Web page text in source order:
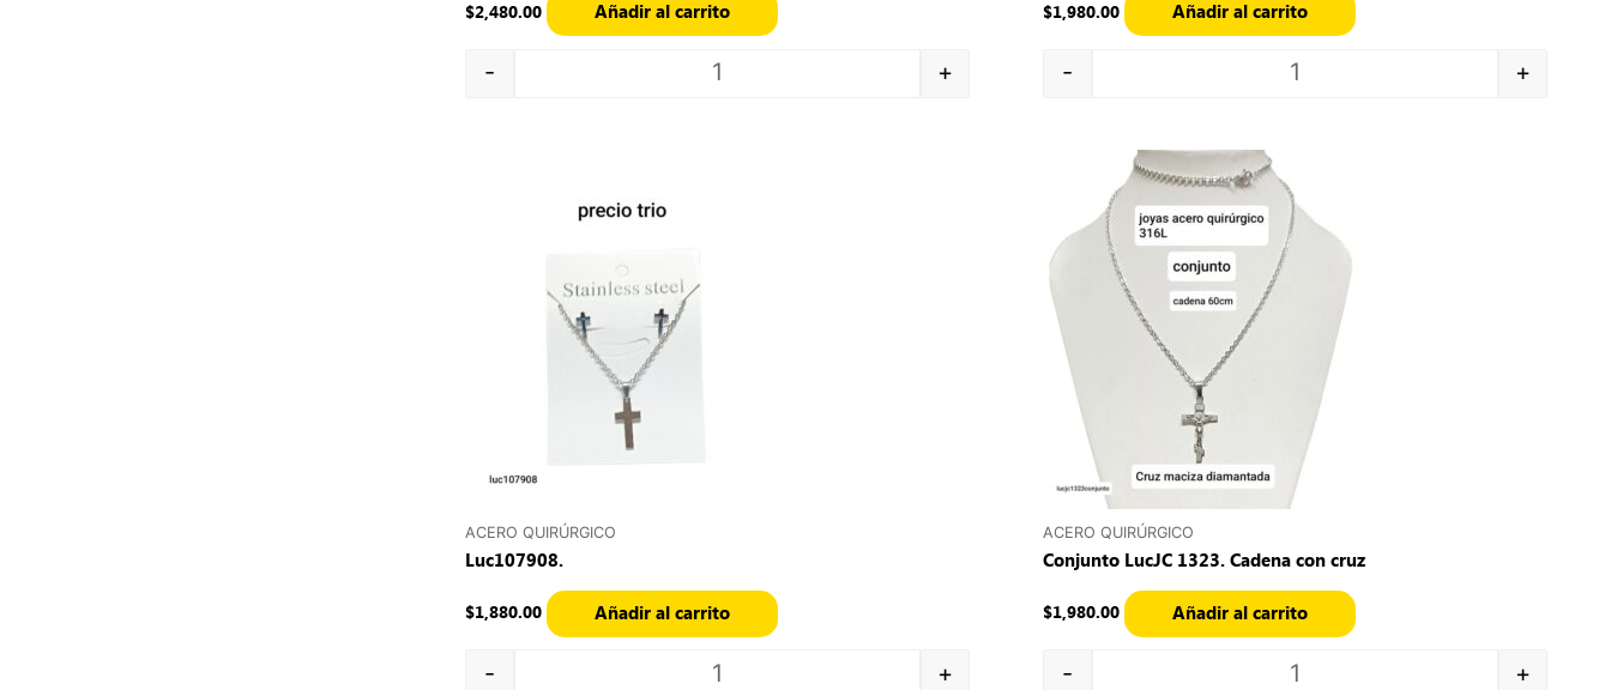
$2,480.00
- +
Añadir al carrito $1,980.00
- +
Añadir al carrito
ACERO QUIRÚRGICO
Luc107908.
$1,880.00
- +
Añadir al carrito
ACERO QUIRÚRGICO
Conjunto LucJC 1323. Cadena con cruz
$1,980.00
- +
Añadir al carrito